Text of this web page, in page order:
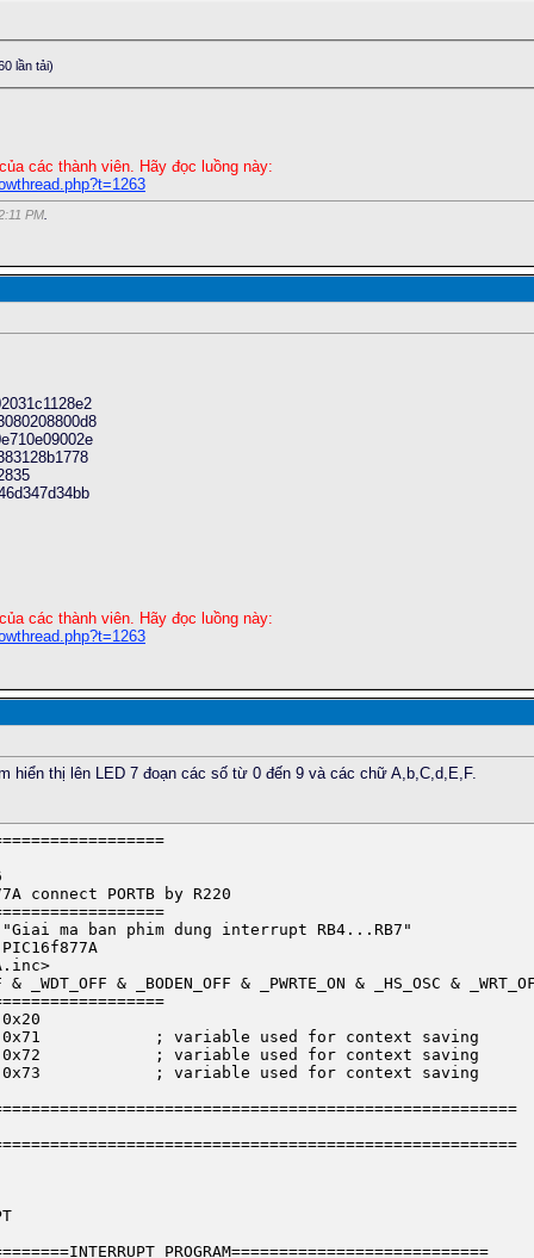
den 9 va OFF
0
lần tải)
các thành viên. Hãy đọc luồng này:
PM
các thành viên. Hãy đọc luồng này:
hiển thị lên LED 7 đoạn các số từ 0 đến 9 và các chữ A,b,C,d,E,F.
PROGRAM===========================